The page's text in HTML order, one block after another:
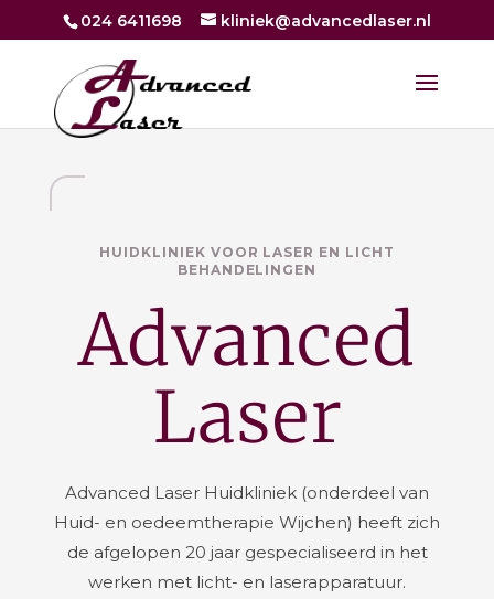
024 6411698 kliniek@advancedlaser.nl
HUIDKLINIEK VOOR LASER EN LICHT
BEHANDELINGEN
Advanced
Laser
Advanced Laser Huidkliniek (onderdeel van
Huid- en oedeemtherapie Wijchen) heeft zich
de afgelopen 20 jaar gespecialiseerd in het
werken met licht- en laserapparatuur.